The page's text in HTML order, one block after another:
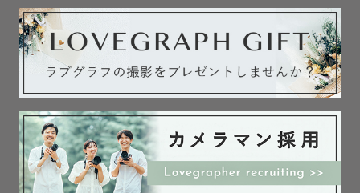
対応可能です📸
アートニューボーン撮影では、白やベージュを基調とした
明るくて優しい、可愛くてきれいめな雰囲気のお写真を得
意としております🫧
お帽子や髪飾り、ぬいぐるみやお花など可愛いアイテムが
多数ございますので是非作例をご覧ください🧸💐
✼••┈┈┈••✼••┈┈┈••✼••┈┈┈••✼